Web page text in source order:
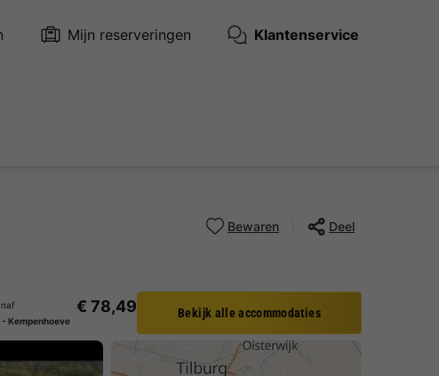
Mijn reserveringen Klantenservice
Kempenhoeve
€ 78,49 Bekijk alle accommodaties
Bewaren Deel